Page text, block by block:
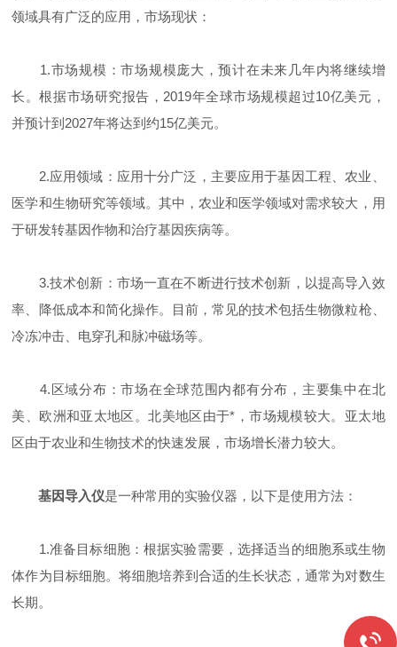
领域具有广泛的应用，市场现状：
1.市场规模：市场规模庞大，预计在未来几年内将继续增
长。根据市场研究报告，2019年全球市场规模超过10亿美元，
并预计到2027年将达到约15亿美元。
2.应用领域：应用十分广泛，主要应用于基因工程、农业、
医学和生物研究等领域。其中，农业和医学领域对需求较大，用
于研发转基因作物和治疗基因疾病等。
3.技术创新：市场一直在不断进行技术创新，以提高导入效
率、降低成本和简化操作。目前，常见的技术包括生物微粒枪、
冷冻冲击、电穿孔和脉冲磁场等。
4.区域分布：市场在全球范围内都有分布，主要集中在北
美、欧洲和亚太地区。北美地区由于*，市场规模较大。亚太地
区由于农业和生物技术的快速发展，市场增长潜力较大。
基因导入仪是一种常用的实验仪器，以下是使用方法：
1.准备目标细胞：根据实验需要，选择适当的细胞系或生物
体作为目标细胞。将细胞培养到合适的生长状态，通常为对数生
长期。